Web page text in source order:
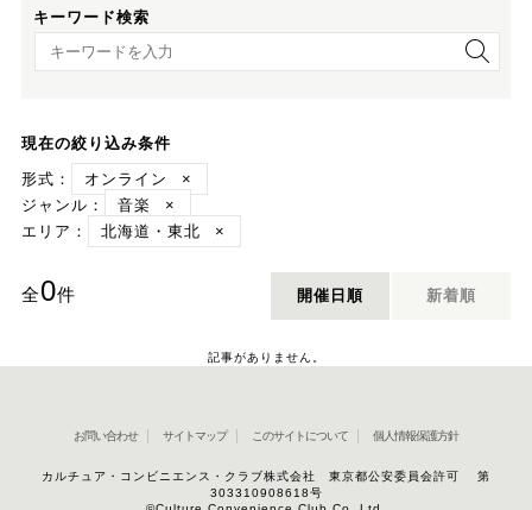
キーワード検索
キーワード検索
現在の絞り込み条件
形式：
オンライン
×
ジャンル：
音楽
×
エリア：
北海道・東北 ×
全0件 開催日順 新着順
記事がありません。
お問い合わせ サイトマップ このサイトについて 個人情報保護方針
カルチュア・コンビニエンス・クラブ株式会社 東京都公安委員会許可 第
303310908618号